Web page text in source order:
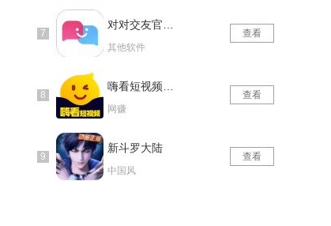
其他软件
查看
网赚
查看
新斗罗大陆
中国风
查看